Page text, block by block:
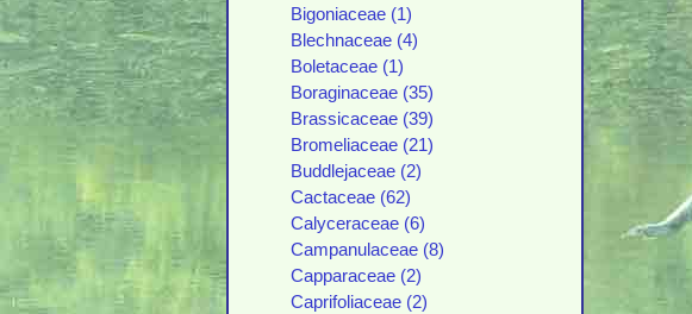
Bigoniaceae (1)
Blechnaceae (4)
Boletaceae (1)
Boraginaceae (35)
Brassicaceae (39)
Bromeliaceae (21)
Buddlejaceae (2)
Cactaceae (62)
Calyceraceae (6)
Campanulaceae (8)
Capparaceae (2)
Caprifoliaceae (2)